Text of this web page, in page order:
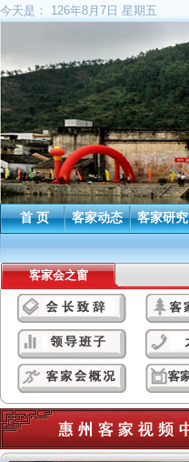
今天是： 126年8月7日 星期五
首 页 客家动态 客家研究
客家会之窗